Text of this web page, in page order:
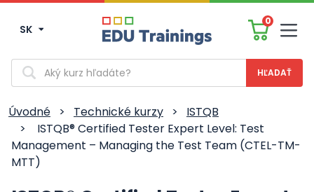
SK
0
Vyhľadávanie
Úvodné > Technické kurzy >
ISTQB
>
ISTQB® Certified Tester Expert Level: Test
Management – Managing the Test Team (CTEL-TM-
MTT)